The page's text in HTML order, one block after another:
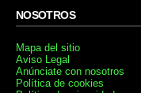
NOSOTROS
Mapa del sitio
Aviso Legal
Anúnciate con nosotros
Política de cookies